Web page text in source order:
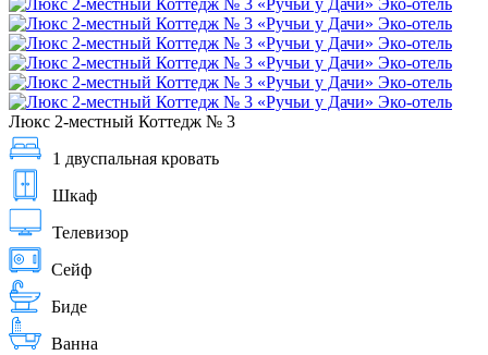
Люкс 2-местный Коттедж № 3
1 двуспальная кровать
Шкаф
Телевизор
Сейф
Биде
Ванна